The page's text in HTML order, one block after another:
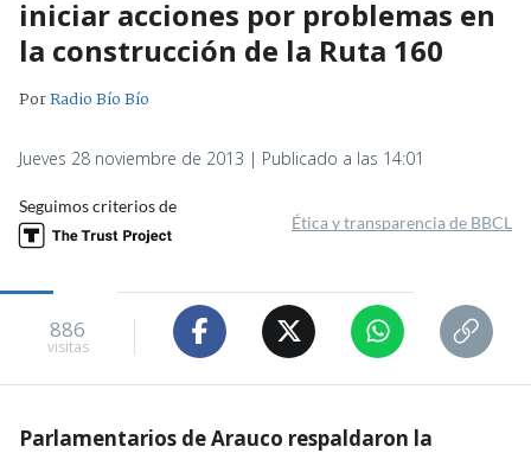
iniciar acciones por problemas en
la construcción de la Ruta 160
PorRadio Bío Bío
Jueves 28 noviembre de 2013 | Publicado a las 14:01
Seguimos criterios de
Ética y transparencia de BBCL
886
visitas
Parlamentarios de Arauco respaldaron la